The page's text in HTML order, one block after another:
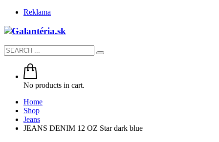
Reklama
No products in cart.
Home
Shop
Jeans
JEANS DENIM 12 OZ Star dark blue